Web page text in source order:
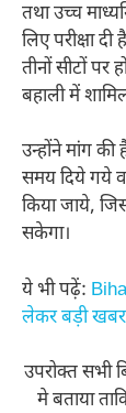
तथा उच्च
लिए परीक्षा
तीनों सीटों पर
बहाली में
उन्होंने मांग
समय दिये गये
किया जाये,
सकेगा।
ये भी पढ़ें:
लेकर बड़ी
उपरोक्त सभी
मे बताया